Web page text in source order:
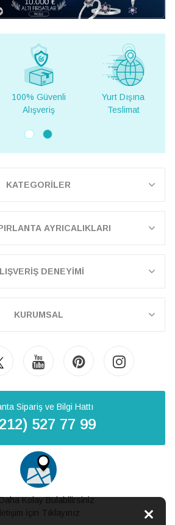
100% Güvenli
Alışveriş
Yurt Dışına
Teslimat
KATEGORİLER
AYRICALIKLARI
DENEYİMİ
KURUMSAL
Sipariş ve Bilgi Hattı
527 77 99
Kolay Bulabilirsiniz
İletişim İçin Tıklayınız